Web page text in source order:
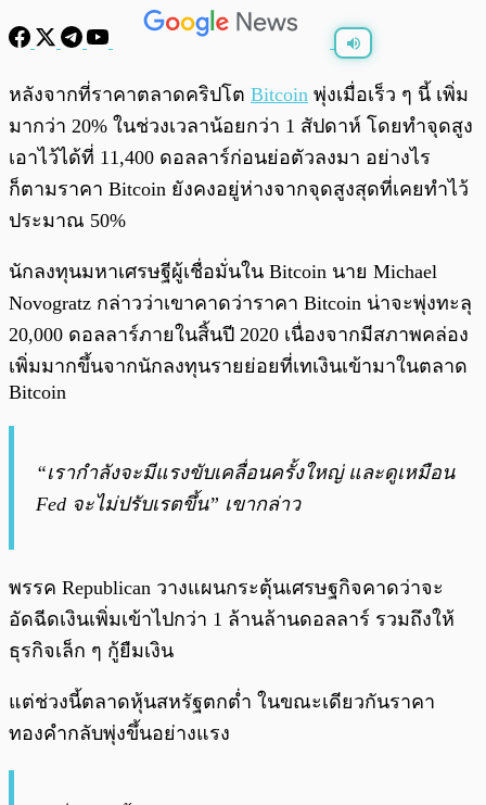
พร้อมเล่น 0:00 0:00
หลังจากที่ราคาตลาดคริปโต Bitcoin พุ่งเมื่อเร็ว ๆ นี้ เพิ่ม
มากว่า 20% ในช่วงเวลาน้อยกว่า 1 สัปดาห์ โดยทำจุดสูง
เอาไว้ได้ที่ 11,400 ดอลลาร์ก่อนย่อตัวลงมา อย่างไร
ก็ตามราคา Bitcoin ยังคงอยู่ห่างจากจุดสูงสุดที่เคยทำไว้
ประมาณ 50%
นักลงทุนมหาเศรษฐีผู้เชื่อมั่นใน Bitcoin นาย Michael
Novogratz กล่าวว่าเขาคาดว่าราคา Bitcoin น่าจะพุ่งทะลุ
20,000 ดอลลาร์ภายในสิ้นปี 2020 เนื่องจากมีสภาพคล่อง
เพิ่มมากขึ้นจากนักลงทุนรายย่อยที่เทเงินเข้ามาในตลาด
Bitcoin
“เรากำลังจะมีแรงขับเคลื่อนครั้งใหญ่ และดูเหมือน
Fed จะไม่ปรับเรตขึ้น” เขากล่าว
พรรค Republican วางแผนกระตุ้นเศรษฐกิจคาดว่าจะ
อัดฉีดเงินเพิ่มเข้าไปกว่า 1 ล้านล้านดอลลาร์ รวมถึงให้
ธุรกิจเล็ก ๆ กู้ยืมเงิน
แต่ช่วงนี้ตลาดหุ้นสหรัฐตกต่ำ ในขณะเดียวกันราคา
ทองคำกลับพุ่งขึ้นอย่างแรง